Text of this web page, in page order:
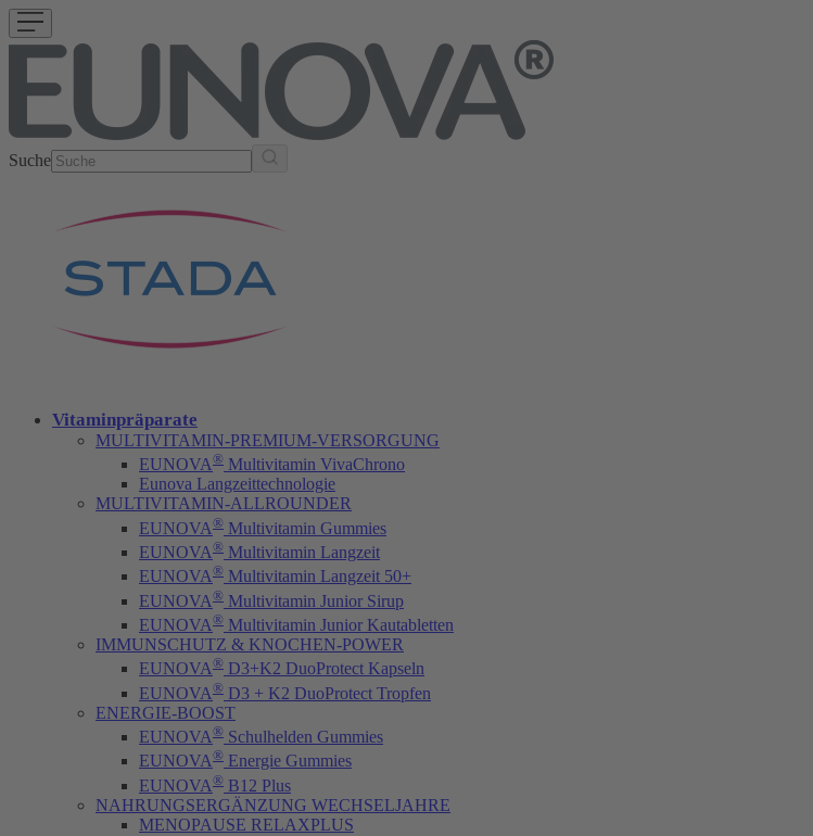
Suche
Vitaminpräparate
MULTIVITAMIN-PREMIUM-VERSORGUNG
EUNOVA® Multivitamin VivaChrono
Eunova Langzeittechnologie
MULTIVITAMIN-ALLROUNDER
EUNOVA® Multivitamin Gummies
EUNOVA® Multivitamin Langzeit
EUNOVA® Multivitamin Langzeit 50+
EUNOVA® Multivitamin Junior Sirup
EUNOVA® Multivitamin Junior Kautabletten
IMMUNSCHUTZ & KNOCHEN-POWER
EUNOVA® D3+K2 DuoProtect Kapseln
EUNOVA® D3 + K2 DuoProtect Tropfen
ENERGIE-BOOST
EUNOVA® Schulhelden Gummies
EUNOVA® Energie Gummies
EUNOVA® B12 Plus
NAHRUNGSERGÄNZUNG WECHSELJAHRE
MENOPAUSE RELAXPLUS